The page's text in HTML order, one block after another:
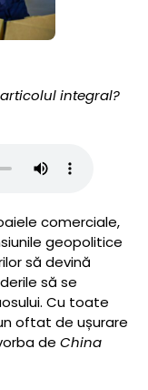
integral?
comerciale,
geopolitice
să devină
să se
Cu toate
oftat de ușurare
de China